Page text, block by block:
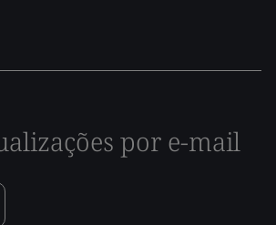
por e-mail